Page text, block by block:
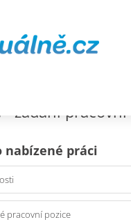
- zadání
nabízené práci